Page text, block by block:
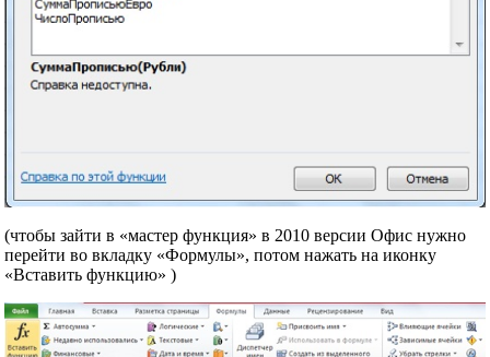
(чтобы зайти в «мастер функция» в 2010 версии Офис нужно
перейти во вкладку «Формулы», потом нажать на иконку
«Вставить функцию» )